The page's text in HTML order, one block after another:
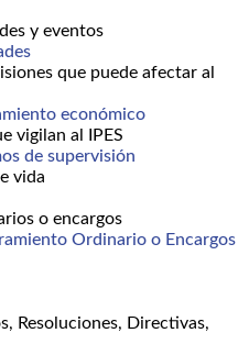
y eventos
que puede afectar al
económico
vigilan al IPES
de supervisión
vida
o encargos
Ordinario o Encargos
Resoluciones, Directivas,